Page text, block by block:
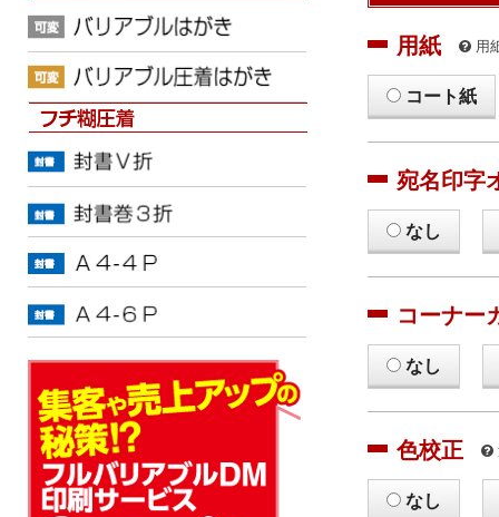
用紙 用
コート紙
宛名印字
なし
コーナー
なし
色校正
なし